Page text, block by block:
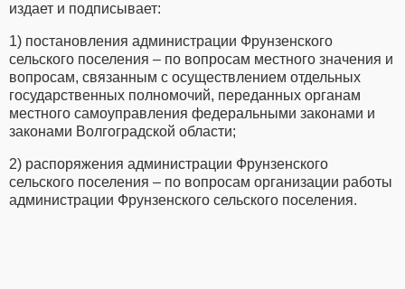
издает и подписывает:
1) постановления администрации Фрунзенского
сельского поселения – по вопросам местного значения и
вопросам, связанным с осуществлением отдельных
государственных полномочий, переданных органам
местного самоуправления федеральными законами и
законами Волгоградской области;
2) распоряжения администрации Фрунзенского
сельского поселения – по вопросам организации работы
администрации Фрунзенского сельского поселения.